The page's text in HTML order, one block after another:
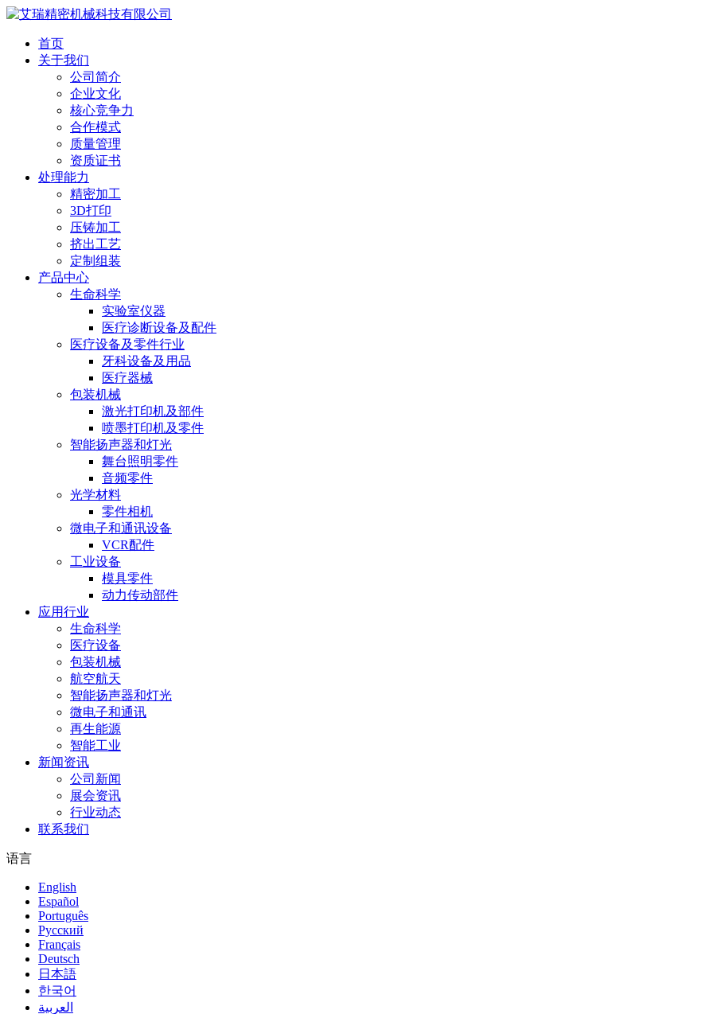
首页
关于我们
公司简介
企业文化
核心竞争力
合作模式
质量管理
资质证书
处理能力
精密加工
3D打印
压铸加工
挤出工艺
定制组装
产品中心
生命科学
实验室仪器
医疗诊断设备及配件
医疗设备及零件行业
牙科设备及用品
医疗器械
包装机械
激光打印机及部件
喷墨打印机及零件
智能扬声器和灯光
舞台照明零件
音频零件
光学材料
零件相机
微电子和通讯设备
VCR配件
工业设备
模具零件
动力传动部件
应用行业
生命科学
医疗设备
包装机械
航空航天
智能扬声器和灯光
微电子和通讯
再生能源
智能工业
新闻资讯
公司新闻
展会资讯
行业动态
联系我们
语言
English
Español
Português
Pусский
Français
Deutsch
日本語
한국어
العربية